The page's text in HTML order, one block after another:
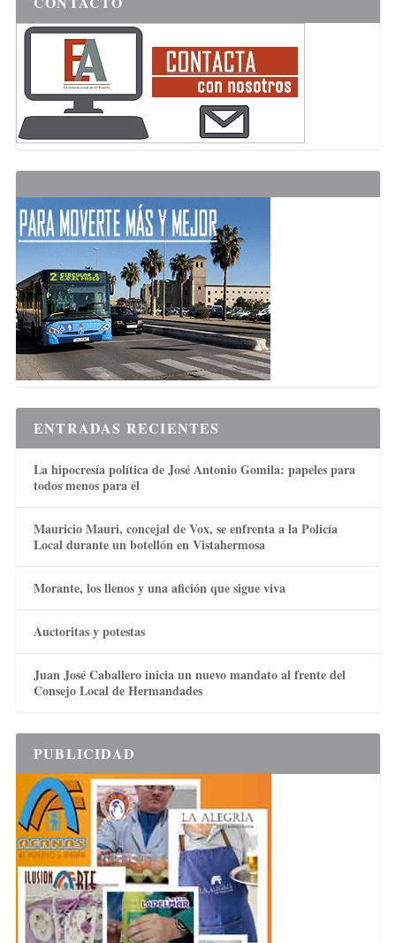
ENTRADAS RECIENTES
La hipocresía política de José Antonio Gomila: papeles para
todos menos para él
Mauricio Mauri, concejal de Vox, se enfrenta a la Policía
Local durante un botellón en Vistahermosa
Morante, los llenos y una afición que sigue viva
Auctoritas y potestas
Juan José Caballero inicia un nuevo mandato al frente del
Consejo Local de Hermandades
PUBLICIDAD